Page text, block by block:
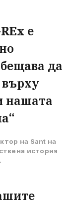
е
да
нашата
на Sant на
история